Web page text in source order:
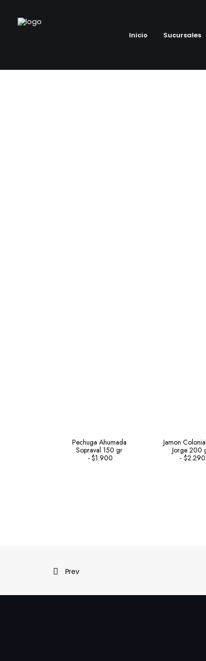
Inicio Sucursales
Pechuga Ahumada
Sopraval 150 gr
$1.900
Jamon
Jorge 200
$2.290
Prev